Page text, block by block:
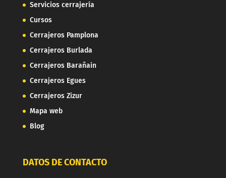
Servicios cerrajería
Cursos
Cerrajeros Pamplona
Cerrajeros Burlada
Cerrajeros Barañain
Cerrajeros Egues
Cerrajeros Zizur
Mapa web
Blog
DATOS DE CONTACTO